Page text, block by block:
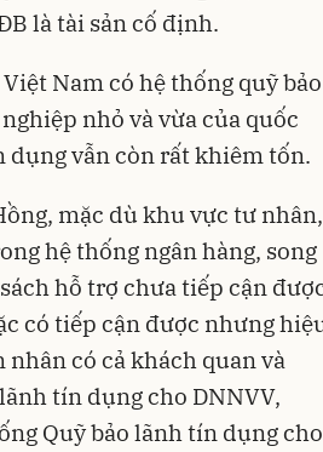
là tài sản cố định.
Nam có hệ thống quỹ bảo
nhỏ và vừa của quốc
dụng vẫn còn rất khiêm tốn.
mặc dù khu vực tư nhân,
hệ thống ngân hàng, song
hỗ trợ chưa tiếp cận
có tiếp cận được nhưng
có cả khách quan và
tín dụng cho DNNVV,
Quỹ bảo lãnh tín dụng cho